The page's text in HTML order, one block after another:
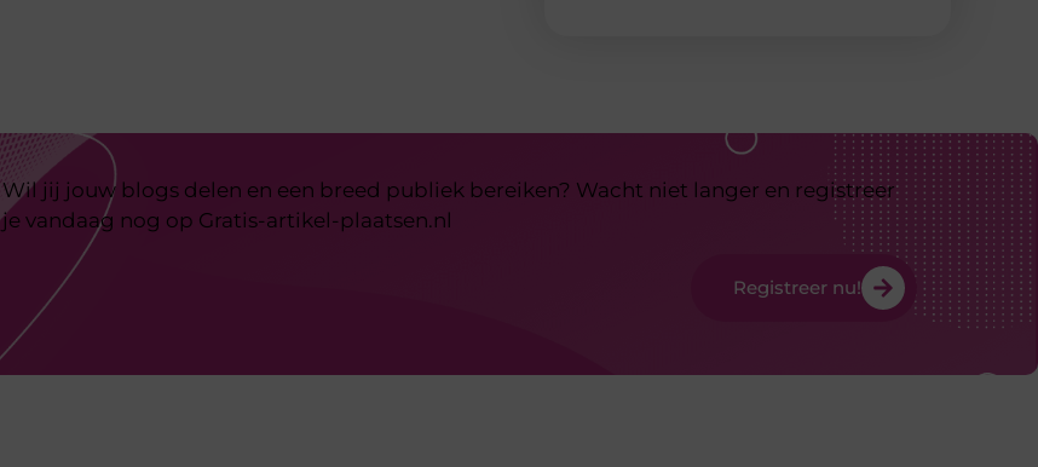
Wil jij jouw blogs delen en een breed publiek bereiken? Wacht niet langer en registreer
je vandaag nog op Gratis-artikel-plaatsen.nl
Registreer nu!